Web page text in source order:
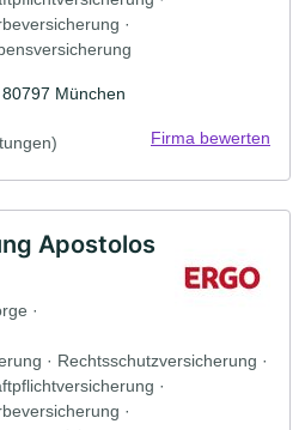
·
München
Firma bewerten
Apostolos
·
· Rechtsschutzversicherung ·
·
·